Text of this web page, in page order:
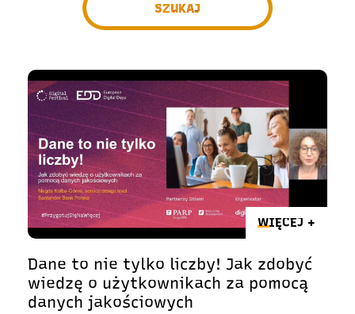
SZUKAJ
WIĘCEJ +
Dane to nie tylko liczby! Jak zdobyć
wiedzę o użytkownikach za pomocą
danych jakościowych